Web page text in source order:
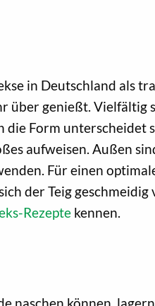
in Deutschland als
über genießt. Vielfältig
Form unterscheidet
aufweisen. Außen
Für einen
der Teig geschmeidig
Rezepte kennen.
naschen können,